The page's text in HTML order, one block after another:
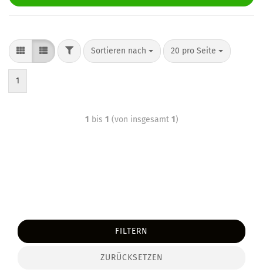
Sortieren nach 20 pro Seite
1
1 bis 1 (von insgesamt 1)
FILTERN
ZURÜCKSETZEN